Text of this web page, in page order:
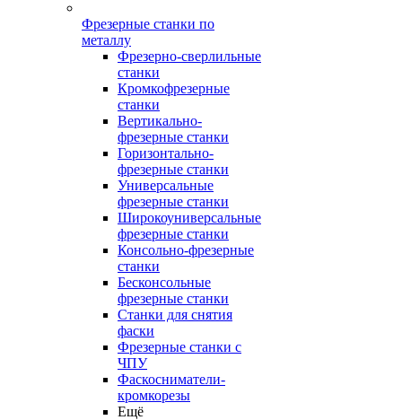
Фрезерные станки по
металлу
Фрезерно-сверлильные
станки
Кромкофрезерные
станки
Вертикально-
фрезерные станки
Горизонтально-
фрезерные станки
Универсальные
фрезерные станки
Широкоуниверсальные
фрезерные станки
Консольно-фрезерные
станки
Бесконсольные
фрезерные станки
Станки для снятия
фаски
Фрезерные станки с
ЧПУ
Фаскосниматели-
кромкорезы
Ещё